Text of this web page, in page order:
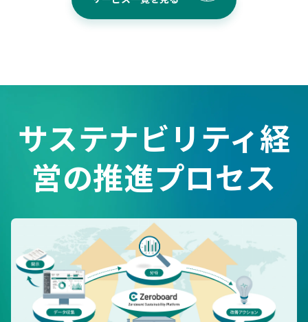
サステナビリティ経
営の推進プロセス